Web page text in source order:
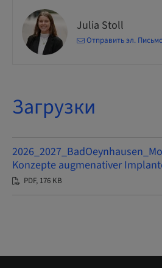
Julia Stoll
Отправить эл.
Загрузки
Konzepte augmenativer
PDF, 176 KB